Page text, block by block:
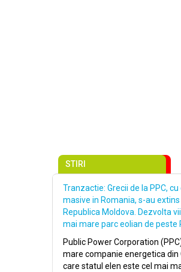
STIRI
Tranzactie: Grecii de la PPC,
masive in Romania, s-au extins
Republica Moldova. Dezvolta
mai mare parc eolian de peste
Public Power Corporation
mare companie energetica din
care statul elen este cel mai